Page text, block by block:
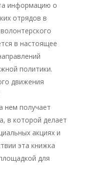
информацию о
отрядов в
в настоящее
политики.
движения
нем получает
в которой делает
акциях и
эта книжка
для
Депутаты
История
Документация
Структура